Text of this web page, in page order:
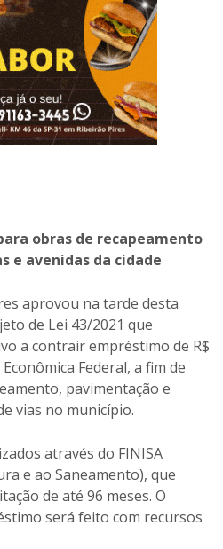
obras de recapeamento
e avenidas da cidade
aprovou na tarde desta
de Lei 43/2021 que
a contrair empréstimo de R$
Federal, a fim de
pavimentação e
vias no município.
através do FINISA
e ao Saneamento), que
de até 96 meses. O
será feito com recursos